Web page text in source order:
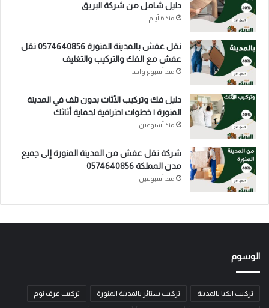
دليل شامل من شركة البريق
منذ 6 أيام
نقل عفش بالمدينة المنورة 0574640856 نقل
عفش مع الفك والتركيب والتغليف
منذ أسبوع واحد
دليل فك وتركيب الأثاث بدون تلف في المدينة
المنورة | خطوات احترافية لحماية أثاثك
منذ أسبوعين
شركة نقل عفش من المدينة المنورة إلى جميع
مدن المملكة 0574640856
منذ أسبوعين
الوسوم
تركيب ايكيا بالمدينة تركيب ستائر بالمدينة المنورة تركيب غرف نوم